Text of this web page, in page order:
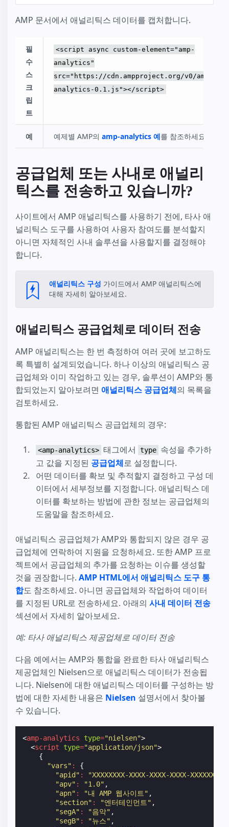
Product Page
News Article
amp-analytics
amp-user-notification
Checkout Flow
AMP 문서에서 애널리틱스 데이터를 캡처합니다.
필
수
스
크
립
트
<script async custom-element="amp-
analytics"
src="https://cdn.ampproject.org/v0/amp-
analytics-0.1.js"></script>
예 예제별 AMP의 amp-analytics 예를 참조하세요.
공급업체 또는 사내로 애널리
틱스를 전송하고 있습니까?
사이트에서 AMP 애널리틱스를 사용하기 전에, 타사 애
널리틱스 도구를 사용하여 사용자 참여도를 분석할지
아니면 자체적인 사내 솔루션을 사용할지를 결정해야
합니다.
애널리틱스 구성 가이드에서 AMP 애널리틱스에
대해 자세히 알아보세요.
애널리틱스 공급업체로 데이터 전송
AMP 애널리틱스는 한 번 측정하여 여러 곳에 보고하도
록 특별히 설계되었습니다. 하나 이상의 애널리틱스 공
급업체와 이미 작업하고 있는 경우, 솔루션이 AMP와 통
합되었는지 알아보려면 애널리틱스 공급업체의 목록을
검토하세요.
통합된 AMP 애널리틱스 공급업체의 경우:
<amp-analytics> 태그에서 type 속성을 추가하
고 값을 지정된 공급업체로 설정합니다.
어떤 데이터를 확보 및 추적할지 결정하고 구성 데
이터에서 세부정보를 지정합니다. 애널리틱스 데
이터를 확보하는 방법에 관한 정보는 공급업체의
도움말을 참조하세요.
애널리틱스 공급업체가 AMP와 통합되지 않은 경우 공
급업체에 연락하여 지원을 요청하세요. 또한 AMP 프로
젝트에서 공급업체의 추가를 요청하는 이슈를 생성할
것을 권장합니다. AMP HTML에서 애널리틱스 도구 통
합도 참조하세요. 아니면 공급업체와 작업하여 데이터
를 지정된 URL로 전송하세요. 아래의 사내 데이터 전송
섹션에서 자세히 알아보세요.
예: 타사 애널리틱스 제공업체로 데이터 전송
다음 예에서는 AMP와 통합을 완료한 타사 애널리틱스
제공업체인 Nielsen으로 애널리틱스 데이터가 전송됩
니다. Nielsen에 대한 애널리틱스 데이터를 구성하는 방
법에 대한 자세한 내용은 Nielsen 설명서에서 찾아볼
수 있습니다.
<amp-analytics type="nielsen">
<script type="application/json">
{
"vars" :
{
"apid" :
"XXXXXXXX-XXXX-XXXX-XXXX-
"apv" : "1.0" ,
"apn" : "내 AMP 웹사이트" ,
"section" : "엔터테인먼트" ,
"segA" : "음악" ,
"segB" : "뉴스" ,